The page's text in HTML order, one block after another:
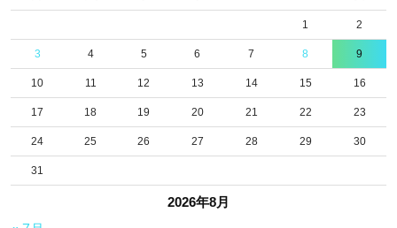
2026年8月
1 2
3 4 5 6 7 8 9
10 11 12 13 14 15 16
17 18 19 20 21 22 23
24 25 26 27 28 29 30
31